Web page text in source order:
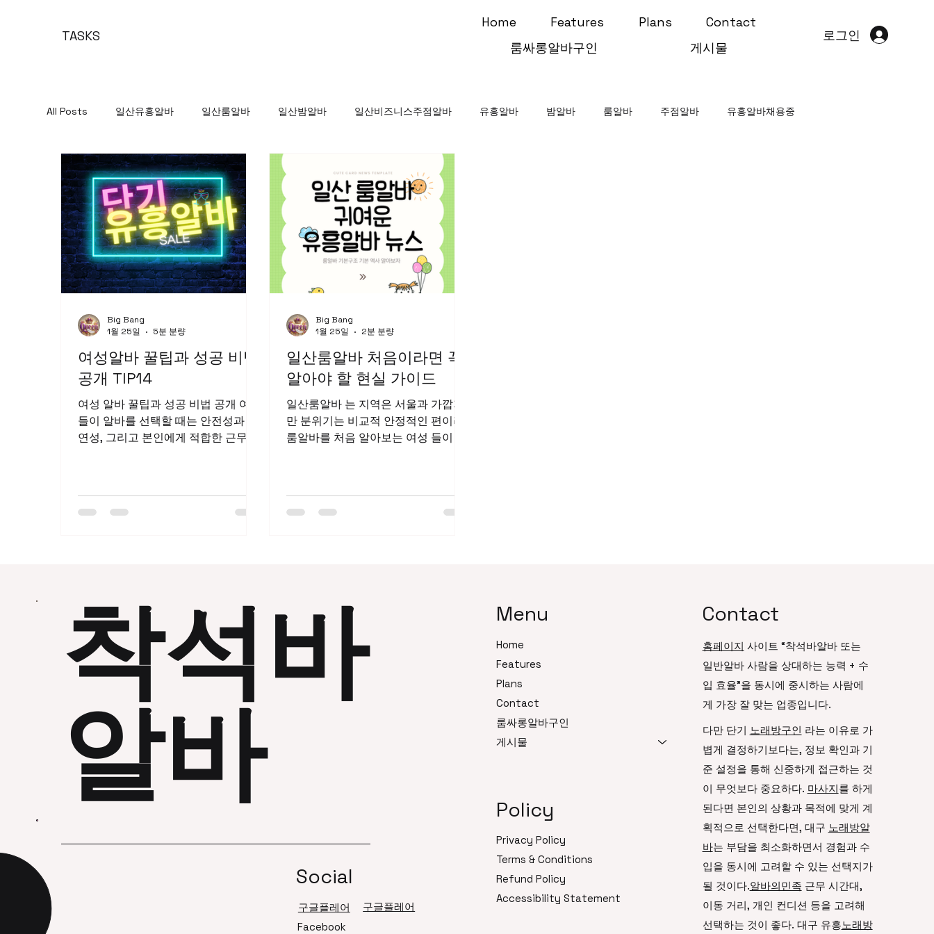
TASKS
Home Features Plans
Contact
룸싸롱알바구인
게시물
로그인
All Posts 일산유흥알바 일산룸알바 일산밤알바 일산비즈니스주점알바 유흥알바 밤알바 룸알바 주점알바 유흥알바채용중
유흥알바가이드 여성알바 단기여성알바 마사지알바
태국마사지구인 스웨디시알바 스웨디시구인 스웨디시 스웨디시마사지
단순알바 단순구인구직
여성알바 꿀팁과 성공 비법
공개 TIP14
여성 알바 꿀팁과 성공 비법 공개 여성
들이 알바를 선택할 때는 안전성과 유
연성, 그리고 본인에게 적합한 근무환
시 안전하게 관리해야 합니다. – 계약
서 읽기: 구체적인 업무 내용과 급여
지급 조건 등을 명확히 파악하고 계약
서를 꼼꼼히 읽어보는 습관이 필요합
이 쌓이거나 스트레스가 늘어날 수 있
으니, 일정표를 만들어 체계적으로 관
리하는 것이 좋습니다. 여성 알바 성공
을 위한 마인드와 태도 성공적인 알바
경험을 위해서는 긍정적이고 프로페
셔널한 태도도
Big Bang
1월 25일
5분 분량
일산룸알바 처음이라면 꼭
알아야 할 현실 가이드
일산룸알바 는 지역은 서울과 가깝지
만 분위기는 비교적 안정적인 편이라,
룸알바를 처음 알아보는 여성 들이 관
마사지알바 룸알바는 보통 손님 응대
중심의 접객 업무 로 구성된다. 대화,
자리 매너, 분위기 관리가 주요 역할이
며, 외모보다도 편안한 소통 능력과 태
도 를 중요하게 보는 곳이 많다. 근무
벽 사이로 구성되며, 파트타임·단기 근
Big Bang
1월 25일
2분 분량
착석바
알바
Social
구글플레어
구글플레어
Facebook
Menu
Home
Features
Plans
Contact
룸싸롱알바구인
게시물
Policy
Privacy Policy
Terms & Conditions
Refund Policy
Accessibility Statement
Contact
홈페이지 사이트 “착석바알바 또는
일반알바 사람을 상대하는 능력 + 수
입 효율”을 동시에 중시하는 사람에
게 가장 잘 맞는 업종입니다.
다만 단기 노래방구인 라는 이유로 가
볍게 결정하기보다는, 정보 확인과 기
준 설정을 통해 신중하게 접근하는 것
이 무엇보다 중요하다. 마사지를 하게
된다면 본인의 상황과 목적에 맞게 계
획적으로 선택한다면, 대구 노래방알
바는 부담을 최소화하면서 경험과 수
입을 동시에 고려할 수 있는 선택지가
될 것이다.알바의민족 근무 시간대,
이동 거리, 개인 컨디션 등을 고려해
선택하는 것이 좋다. 대구 유흥노래방